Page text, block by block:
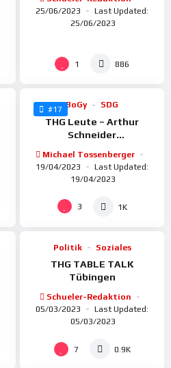
25/06/2023
Last Updated:
25/06/2023
1 886
#17
%
BoGy SDG
THG Leute – Arthur
Schneider
BECHTLE AG
Michael Tossenberger
19/04/2023
Last Updated:
19/04/2023
3 1K
Politik Soziales
THG TABLE TALK
Tübingen
Schueler-Redaktion
05/03/2023
Last Updated:
05/03/2023
7 0.9K
%